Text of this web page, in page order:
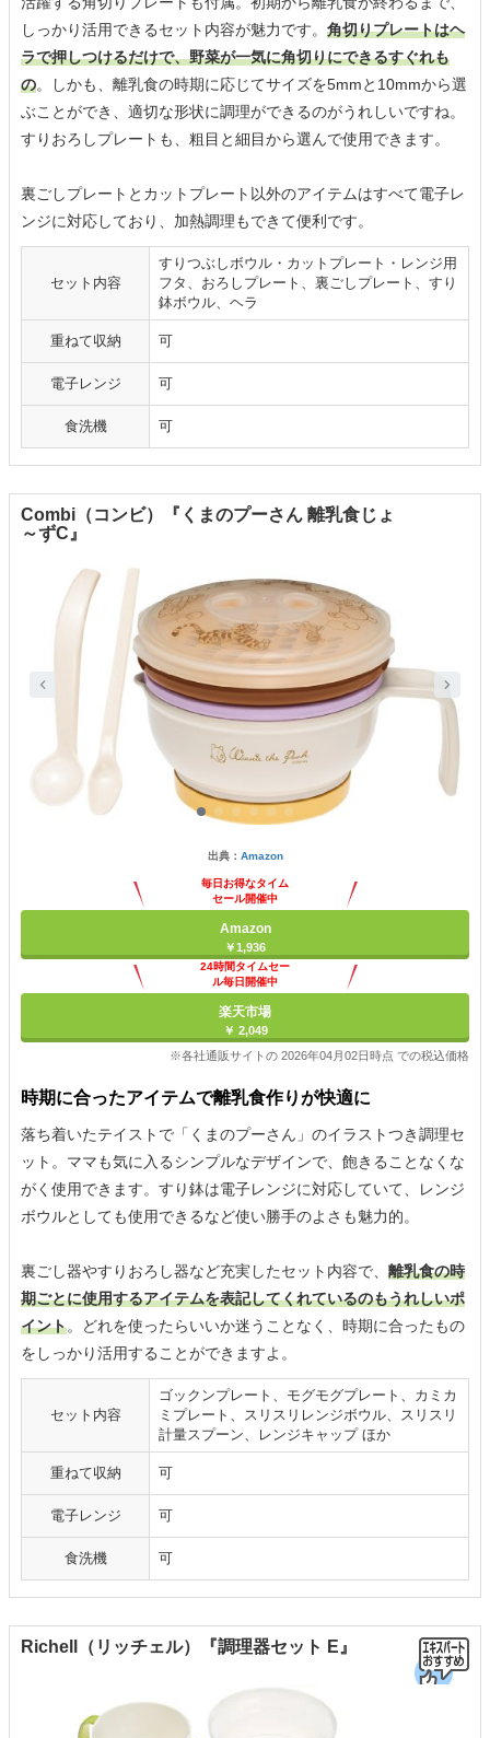
しっかり活用できるセット内容が魅力です。 角切りプレートはヘ
ラで押しつけるだけで、野菜が一気に角切りにできるすぐれも
の。しかも、離乳食の時期に応じてサイズを5mmと10mmから選
ぶことができ、適切な形状に調理ができるのがうれしいですね。
すりおろしプレートも、粗目と細目から選んで使用できます。
裏ごしプレートとカットプレート以外のアイテムはすべて電子レ
ンジに対応しており、加熱調理もできて便利です。
セット内容
すりつぶしボウル・カットプレート・レンジ用
フタ、おろしプレート、裏ごしプレート、すり
鉢ボウル、ヘラ
重ねて収納 可
電子レンジ 可
食洗機 可
Combi（コンビ）『くまのプーさん 離乳食じょ
～ずC』
出典： Amazon
毎日お得なタイム
セール開催中
Amazon
￥1,936
24時間タイムセー
ル毎日開催中
楽天市場
￥ 2,049
※各社通販サイトの 2026年04月02日時点 での税込価格
時期に合ったアイテムで離乳食作りが快適に
落ち着いたテイストで「くまのプーさん」のイラストつき調理セ
ット。ママも気に入るシンプルなデザインで、飽きることなくな
がく使用できます。すり鉢は電子レンジに対応していて、レンジ
ボウルとしても使用できるなど使い勝手のよさも魅力的。
裏ごし器やすりおろし器など充実したセット内容で、 離乳食の時
期ごとに使用するアイテムを表記してくれているのもうれしいポ
イント。どれを使ったらいいか迷うことなく、時期に合ったもの
をしっかり活用することができますよ。
セット内容
ゴックンプレート、モグモグプレート、カミカ
ミプレート、スリスリレンジボウル、スリスリ
計量スプーン、レンジキャップ ほか
重ねて収納 可
電子レンジ 可
食洗機 可
Richell（リッチェル）『調理器セット E』